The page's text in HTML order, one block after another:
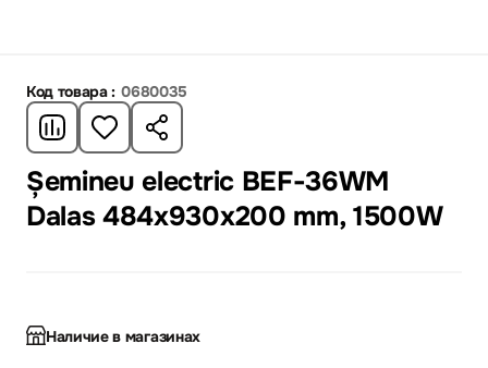
Код товара : 0680035
Șemineu electric BEF-36WM
Dalas 484x930x200 mm, 1500W
Наличие в магазинах